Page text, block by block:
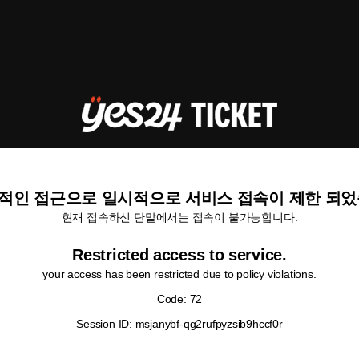
인 접근으로 일시적으로 서비스 접속이 제한 되
현재 접속하신 단말에서는 접속이 불가능합니다.
Restricted access to service.
your access has been restricted due to policy violations.
Code: 72
Session ID: msjanybf-qg2rufpyzsib9hccf0r